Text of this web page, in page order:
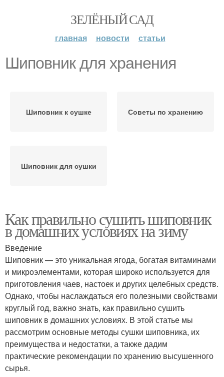
ЗЕЛЁНЫЙ САД
главная новости статьи
Шиповник для хранения
Шиповник к сушке Советы по хранению
Шиповник для сушки
Как правильно сушить шиповник
в домашних условиях на зиму
Введение
Шиповник — это уникальная ягода, богатая витаминами
и микроэлементами, которая широко используется для
приготовления чаев, настоек и других целебных средств.
Однако, чтобы наслаждаться его полезными свойствами
круглый год, важно знать, как правильно сушить
шиповник в домашних условиях. В этой статье мы
рассмотрим основные методы сушки шиповника, их
преимущества и недостатки, а также дадим
практические рекомендации по хранению высушенного
сырья.